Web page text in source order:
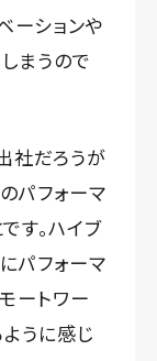
ーションや
まうので
社だろうが
パフォーマ
す。ハイブ
パフォーマ
ートワー
うに感じ